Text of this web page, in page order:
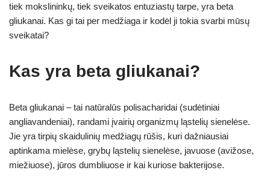
tiek mokslininkų, tiek sveikatos entuziastų tarpe, yra beta
gliukanai. Kas gi tai per medžiaga ir kodėl ji tokia svarbi mūsų
sveikatai?
Kas yra beta gliukanai?
Beta gliukanai – tai natūralūs polisacharidai (sudėtiniai
angliavandeniai), randami įvairių organizmų ląstelių sienelėse.
Jie yra tirpių skaidulinių medžiagų rūšis, kuri dažniausiai
aptinkama mielėse, grybų ląstelių sienelėse, javuose (avižose,
miežiuose), jūros dumbliuose ir kai kuriose bakterijose.